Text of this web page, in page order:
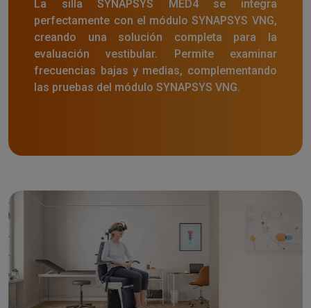
La silla SYNAPSYS MED4 se integra
perfectamente con el módulo SYNAPSYS VNG,
creando una solución completa para la
evaluación vestibular. Permite examinar
frecuencias bajas y medias, complementando
las pruebas del módulo SYNAPSYS VNG.